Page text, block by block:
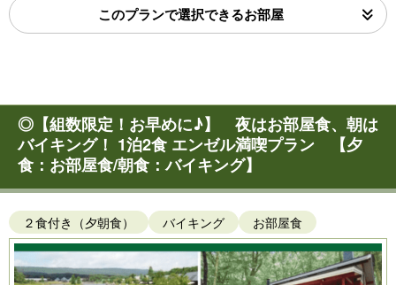
このプランで選択できるお部屋
◎【組数限定！お早めに♪】 夜はお部屋食、朝は
バイキング！ 1泊2食 エンゼル満喫プラン 【夕
食：お部屋食/朝食：バイキング】
２食付き（夕朝食） バイキング お部屋食